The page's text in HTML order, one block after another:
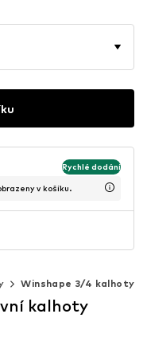
Rychlé dodání
v košíku.
Winshape 3/4 kalhoty
kalhoty